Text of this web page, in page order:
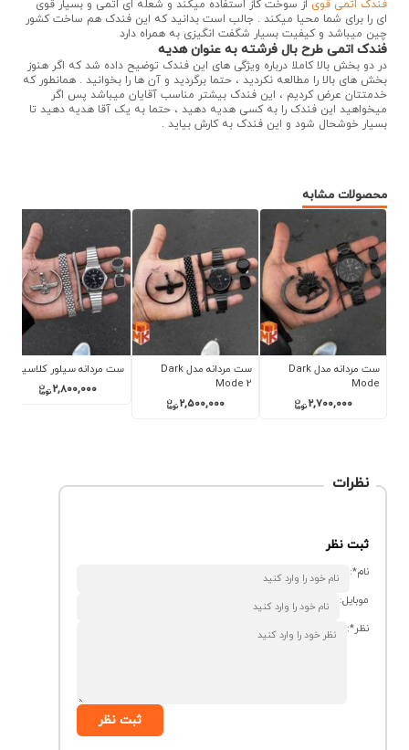
فندک اتمی قوی از سوخت گاز استفاده میکند و شعله ای اتمی و بسیار قوی
ای را برای شما محیا میکند . جالب است بدانید که این فندک هم ساخت کشور
چین میباشد و کیفیت بسیار شگفت انگیزی به همراه دارد
فندک اتمی طرح بال فرشته به عنوان هدیه
در دو بخش بالا کاملا درباره ویژگی های این فندک توضیح داده شد که اگر هنوز
بخش های بالا را مطالعه نکردید ، حتما برگردید و آن ها را بخوانید . همانطور که
خدمتتان عرض کردیم ، این فندک بیشتر مناسب آقایان میباشد پس اگر
میخواهید این فندک را به کسی هدیه دهید ، حتما به یک آقا هدیه دهید تا
بسیار خوشحال شود و این فندک به کارش بیاید .
محصولات مشابه
ست مردانه مدل Dark
Mode 2
2,500,000
ست مردانه سیلور کلاسیک
ست هدیه زنانه آبی و
نقره‌ای
نظرات
ثبت نظر
نام*:
موبایل:
نظر*:
ثبت نظر